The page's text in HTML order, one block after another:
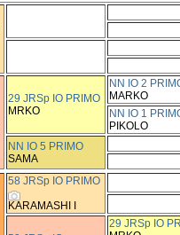
29 JRSp IO PRIMO
MRKO
NN IO 2
MARKO
NN IO 1
PIKOLO
NN IO 5 PRIMO
SAMA
58 JRSp IO PRIMO
KARAMASHI I
29 JRSp IO